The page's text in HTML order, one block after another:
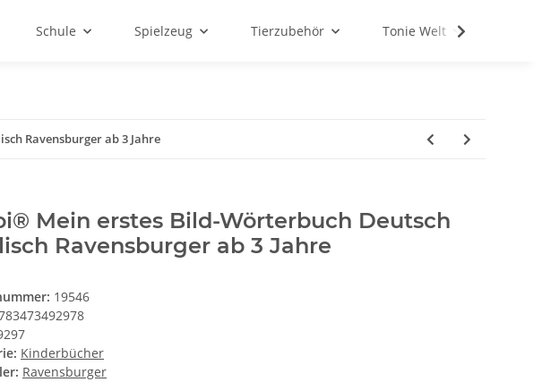
Schule Spielzeug Tierzubehör Tonie Welt
Ravensburger ab 3 Jahre
Mein erstes Bild-Wörterbuch Deutsch
Ravensburger ab 3 Jahre
19546
Kinderbücher
Ravensburger